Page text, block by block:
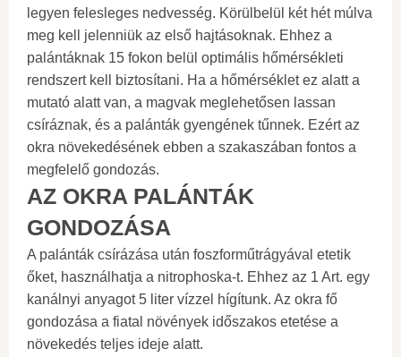
legyen felesleges nedvesség. Körülbelül két hét múlva
meg kell jelenniük az első hajtásoknak. Ehhez a
palántáknak 15 fokon belül optimális hőmérsékleti
rendszert kell biztosítani. Ha a hőmérséklet ez alatt a
mutató alatt van, a magvak meglehetősen lassan
csíráznak, és a palánták gyengének tűnnek. Ezért az
okra növekedésének ebben a szakaszában fontos a
megfelelő gondozás.
AZ OKRA PALÁNTÁK
GONDOZÁSA
A palánták csírázása után foszforműtrágyával etetik
őket, használhatja a nitrophoska-t. Ehhez az 1 Art. egy
kanálnyi anyagot 5 liter vízzel hígítunk. Az okra fő
gondozása a fiatal növények időszakos etetése a
növekedés teljes ideje alatt.